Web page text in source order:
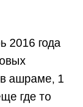
2016 года
ашраме, 1
где то